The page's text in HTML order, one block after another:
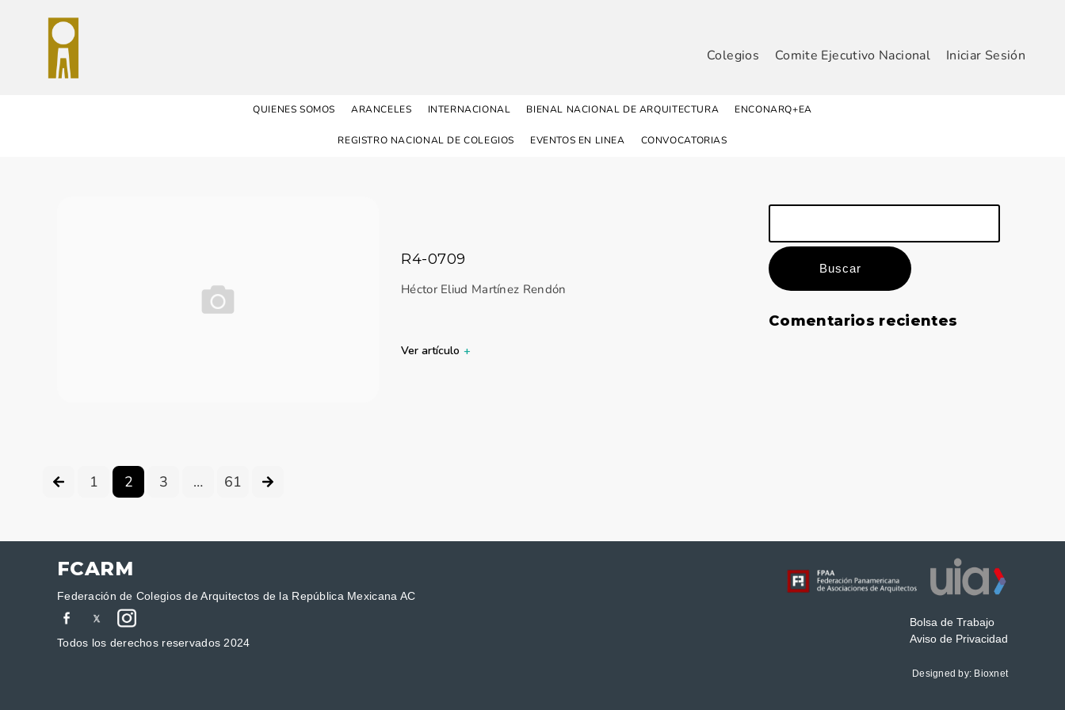
Colegios Comite Ejecutivo Nacional Iniciar Sesión
QUIENES SOMOS ARANCELES INTERNACIONAL BIENAL NACIONAL DE ARQUITECTURA ENCONARQ+EA
REGISTRO NACIONAL DE COLEGIOS EVENTOS EN LINEA CONVOCATORIAS
R4-0709
Héctor Eliud Martínez Rendón
Ver artículo +
1 2 3 … 61
Buscar:
Comentarios recientes
FCARM
Federación de Colegios de Arquitectos de la República Mexicana AC
Todos los derechos reservados 2024
Bolsa de Trabajo
Aviso de Privacidad
Designed by: Bioxnet